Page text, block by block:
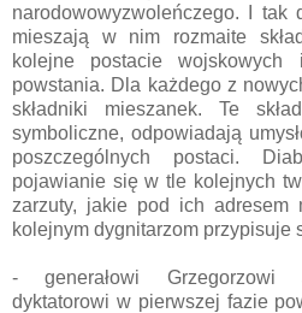
narodowowyzwoleńczego. I tak
mieszają w nim rozmaite
kolejne postacie wojskowych
powstania. Dla każdego z
składniki mieszanek. Te
symboliczne, odpowiadają
poszczególnych postaci.
pojawianie się w tle kolejnych
zarzuty, jakie pod ich adresem
kolejnym dygnitarzom przypisuje
- generałowi Grzegorzowi
dyktatorowi w pierwszej fazie